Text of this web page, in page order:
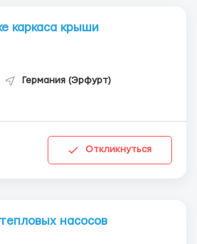
каркаса крыши
Германия (Эрфурт)
Откликнуться
насосов